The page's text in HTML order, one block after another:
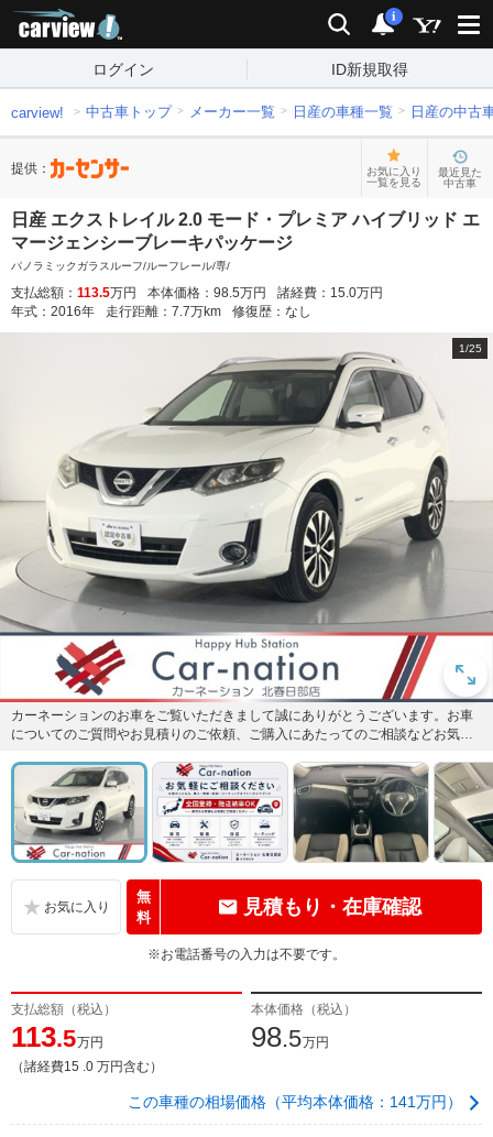
検索 通知
i
ログイン ID新規取得
carview! 中古車トップ メーカー一覧 日産の車種一覧 日産の中古
提供：
お気に入り
一覧を見る
最近見た
中古車
日産 エクストレイル 2.0 モード・プレミア ハイブリッド エ
マージェンシーブレーキパッケージ
パノラミックガラスルーフ/ルーフレール/専/
支払総額： 113.5万円 本体価格： 98.5万円 諸経費： 15.0万円
年式： 2016年 走行距離： 7.7万km 修復歴： なし
1/25
カーネーションのお車をご覧いただきまして誠にありがとうございます。お車
についてのご質問やお見積りのご依頼、ご購入にあたってのご相談などお気軽
無
料
見積もり・在庫確認
※お電話番号の入力は不要です。
支払総額（税込）
113.5万円
（諸経費15 .0 万円含む）
本体価格（税込）
98.5万円
この車種の相場価格（平均本体価格：141万円）